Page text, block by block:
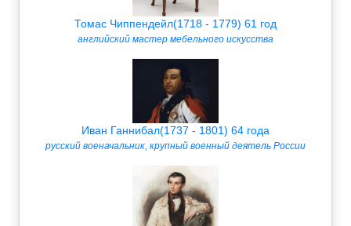
Томас Чиппендейл(1718 - 1779) 61 год
английский мастер мебельного искусства
Иван Ганнибал(1737 - 1801) 64 года
русский военачальник, крупный военный деятель России